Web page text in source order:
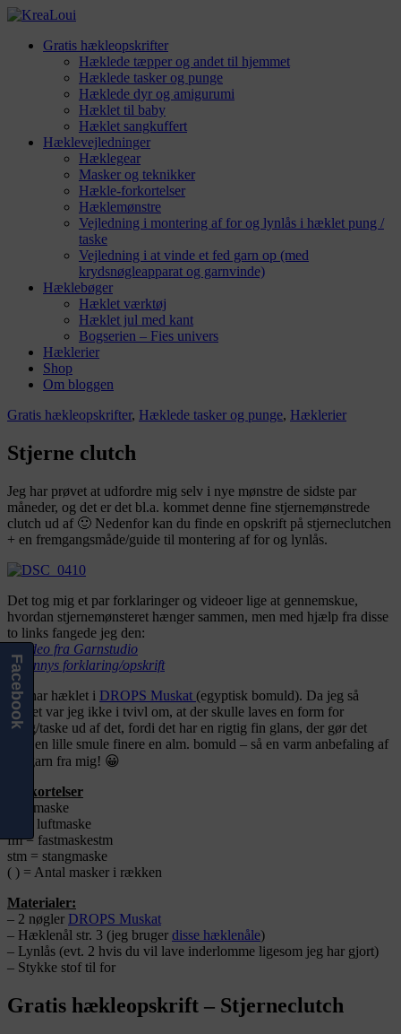
Gratis hækleopskrifter
Hæklede tæpper og andet til hjemmet
Hæklede tasker og punge
Hæklede dyr og amigurumi
Hæklet til baby
Hæklet sangkuffert
Hæklevejledninger
Hæklegear
Masker og teknikker
Hækle-forkortelser
Hæklemønstre
Vejledning i montering af for og lynlås i hæklet pung /
taske
Vejledning i at vinde et fed garn op (med
krydsnøgleapparat og garnvinde)
Hæklebøger
Hæklet værktøj
Hæklet jul med kant
Bogserien – Fies univers
Hæklerier
Shop
Om bloggen
Gratis hækleopskrifter, Hæklede tasker og punge, Hæklerier
Stjerne clutch
Jeg har prøvet at udfordre mig selv i nye mønstre de sidste par
måneder, og det er det bl.a. kommet denne fine stjernemønstrede
clutch ud af 🙂 Nedenfor kan du finde en opskrift på stjerneclutchen
+ en fremgangsmåde/guide til montering af for og lynlås.
Det tog mig et par forklaringer og videoer lige at gennemskue,
hvordan stjernemønsteret hænger sammen, men med hjælp fra disse
to links fangede jeg den:
Video fra Garnstudio
–Pennys forklaring/opskrift
Jeg har hæklet i DROPS Muskat (egyptisk bomuld). Da jeg så
garnet var jeg ikke i tvivl om, at der skulle laves en form for
pung/taske ud af det, fordi det har en rigtig fin glans, der gør det
bare en lille smule finere en alm. bomuld – så en varm anbefaling af
det garn fra mig! 😀
Forkortelser
m = maske
lm = luftmaske
fm = fastmaskestm
stm = stangmaske
( ) = Antal masker i rækken
Materialer:
– 2 nøgler DROPS Muskat
– Hæklenål str. 3 (jeg bruger disse hæklenåle)
– Lynlås (evt. 2 hvis du vil lave inderlomme ligesom jeg har gjort)
– Stykke stof til for
Gratis hækleopskrift – Stjerneclutch
Facebook